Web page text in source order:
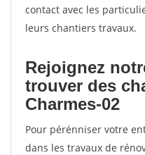
contact avec les
leurs chantiers travaux.
Rejoignez
trouver des
Charmes-02
Pour pérénniser votre
dans les travaux de